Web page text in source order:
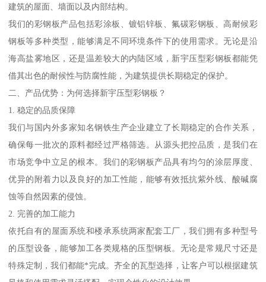
建筑的屋面、墙面以及内部结构。
我们的彩钢板产品包括彩涂板、镀铝锌板、氟碳彩钢板、高耐候彩
钢板等多种类型，能够满足不同环境条件下的使用需求。无论是沿
海高盐雾地区，还是温差较大的内陆区域，新宇压型彩钢板都能凭
借其出色的耐候性与防腐性能，为建筑提供长期稳定的保护。
二、产品优势：为何选择新宇压型彩钢板？
1. 稳定的品质保障
我们与国内外多家知名钢铁生产企业建立了长期稳定的合作关系，
确保每一批次的原料都经过严格筛选。从源头把控品质，是我们在
市场竞争中立足的根本。我们的彩钢板产品具有均匀的涂层厚度、
优异的附着力以及良好的加工性能，能够有效抵抗紫外线、酸碱腐
蚀等自然因素的侵蚀。
2. 完善的加工能力
依托自有的屋面系统和楼承系统两家配套工厂，我们拥有多种型号
的压型设备，能够加工各类规格的压型钢板。无论是常规尺寸还是
特殊定制，我们都能*完成。齐全的瓦型选择，让客户可以根据建筑